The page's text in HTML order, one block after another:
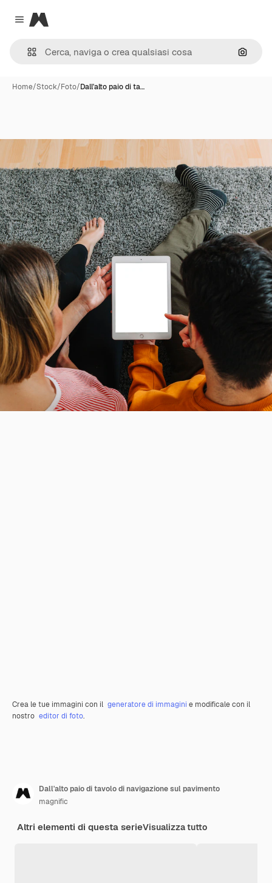
Close menu
Magnific
Cerca
Home/Stock/Foto/Dall'alto paio di ta…
Crea le tue immagini con il generatore di immagini e modificale con il
nostro editor di foto.
Dall'alto paio di tavolo di navigazione sul pavimento
magnific
Altri elementi di questa serieVisualizza tutto